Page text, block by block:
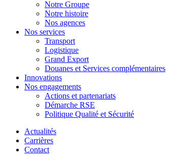
Notre Groupe
Notre histoire
Nos agences
Nos services
Transport
Logistique
Grand Export
Douanes et Services complémentaires
Innovations
Nos engagements
Actions et partenariats
Démarche RSE
Politique Qualité et Sécurité
Actualités
Carrières
Contact